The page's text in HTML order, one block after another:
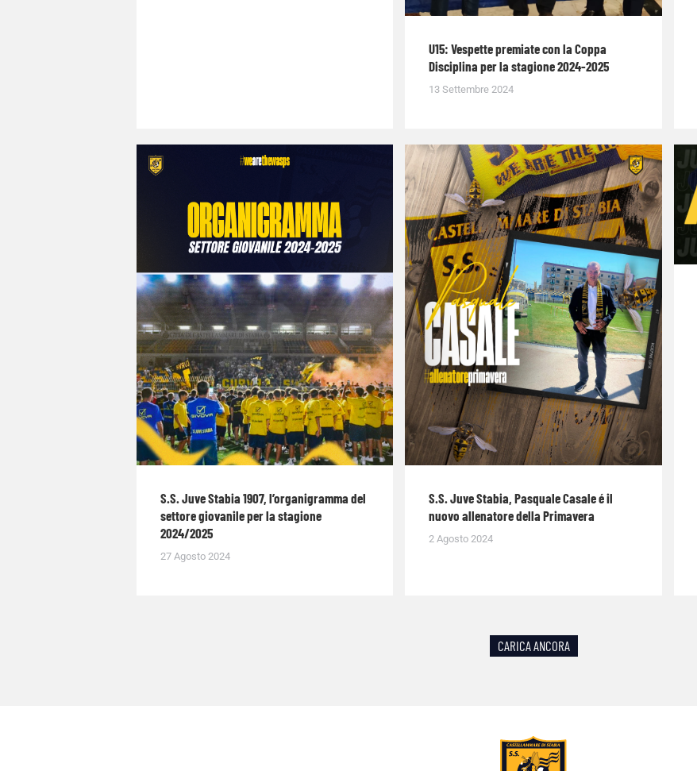
U15: Vespette premiate con la Coppa
Disciplina per la stagione 2024-2025
13 Settembre 2024
S.S. Juve Stabia 1907, l’organigramma del
settore giovanile per la stagione
2024/2025
27 Agosto 2024
S.S. Juve Stabia, Pasquale Casale é il
nuovo allenatore della Primavera
2 Agosto 2024
CARICA ANCORA